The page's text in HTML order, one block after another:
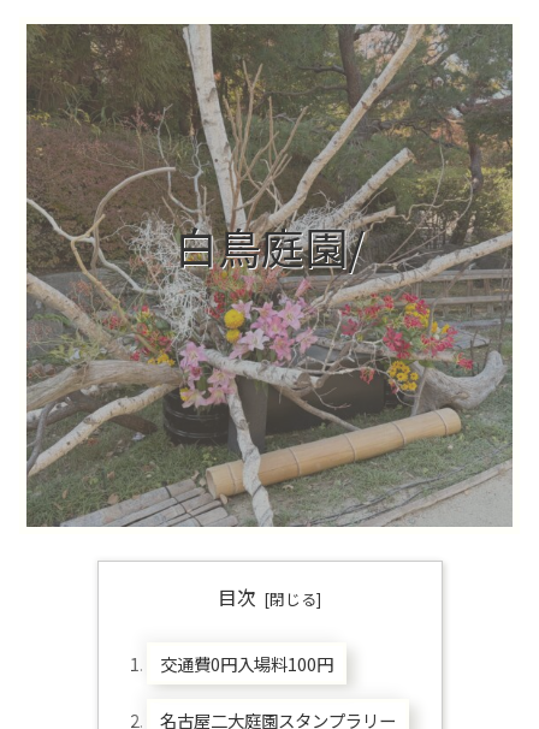
白鳥庭園/
目次
交通費0円入場料100円
名古屋二大庭園スタンプラリー